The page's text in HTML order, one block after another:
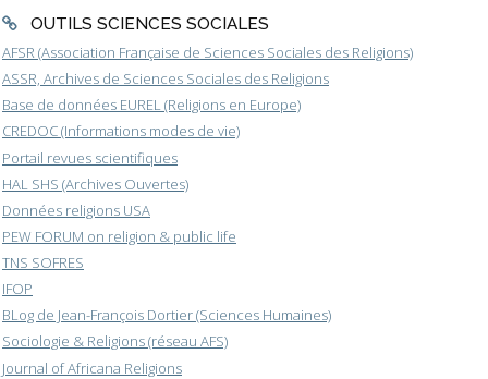
OUTILS SCIENCES SOCIALES
AFSR (Association Française de Sciences Sociales des Religions)
ASSR, Archives de Sciences Sociales des Religions
Base de données EUREL (Religions en Europe)
CREDOC (Informations modes de vie)
Portail revues scientifiques
HAL SHS (Archives Ouvertes)
Données religions USA
PEW FORUM on religion & public life
TNS SOFRES
IFOP
BLog de Jean-François Dortier (Sciences Humaines)
Sociologie & Religions (réseau AFS)
Journal of Africana Religions